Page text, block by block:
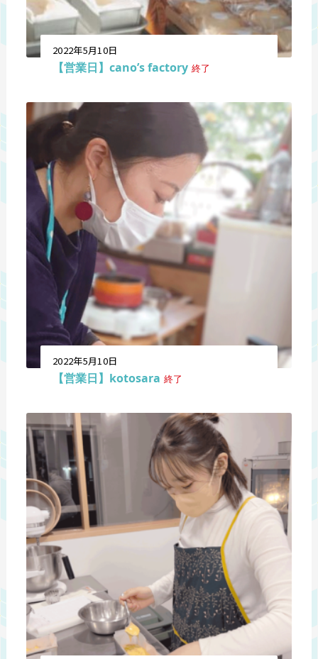
2022年5月10日
【営業日】cano’s factory 終了
2022年5月10日
【営業日】kotosara 終了